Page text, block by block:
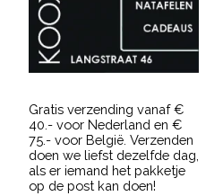
Gratis verzending vanaf €
40.- voor Nederland en €
75.- voor België. Verzenden
doen we liefst dezelfde dag,
als er iemand het pakketje
op de post kan doen!